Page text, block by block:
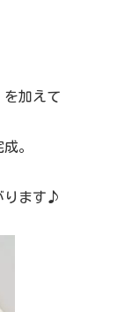
を加えて
。
ります♪